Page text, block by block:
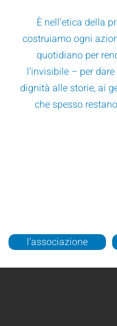
È nell'etica della
costruiamo ogni
quotidiano per
l’invisibile – per
dignità alle storie, ai
che spesso
l'associazione